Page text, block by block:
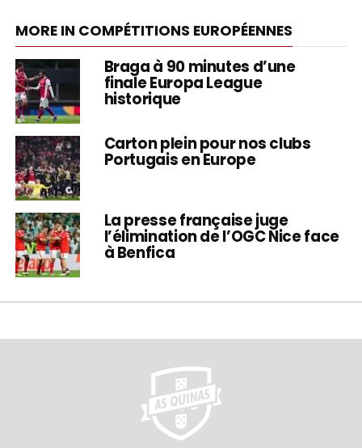
MORE IN COMPÉTITIONS EUROPÉENNES
Braga à 90 minutes d’une
finale Europa League
historique
Carton plein pour nos clubs
Portugais en Europe
La presse française juge
l’élimination de l’OGC Nice face
à Benfica